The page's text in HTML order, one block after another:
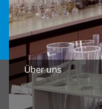
Über uns